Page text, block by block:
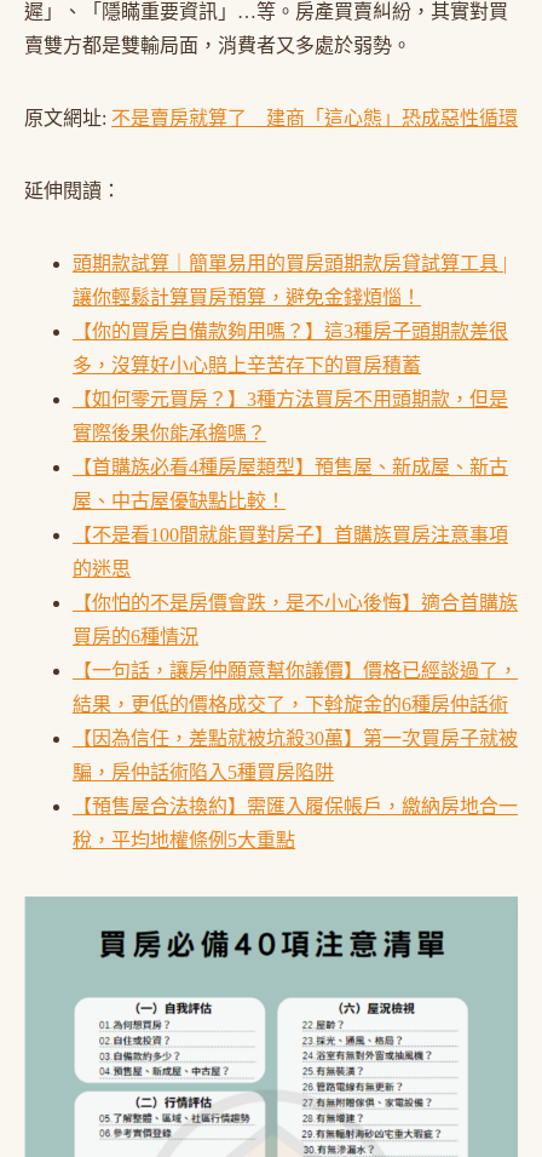
遲」、「隱瞞重要資訊」…等。房產買賣糾紛，其實對買
賣雙方都是雙輸局面，消費者又多處於弱勢。
原文網址: 不是賣房就算了 建商「這心態」恐成惡性循環
延伸閱讀：
頭期款試算｜簡單易用的買房頭期款房貸試算工具 |
讓你輕鬆計算買房預算，避免金錢煩惱！
【你的買房自備款夠用嗎？】這3種房子頭期款差很
多，沒算好小心賠上辛苦存下的買房積蓄
【如何零元買房？】3種方法買房不用頭期款，但是
實際後果你能承擔嗎？
【首購族必看4種房屋類型】預售屋、新成屋、新古
屋、中古屋優缺點比較！
【不是看100間就能買對房子】首購族買房注意事項
的迷思
【你怕的不是房價會跌，是不小心後悔】適合首購族
買房的6種情況
【一句話，讓房仲願意幫你議價】價格已經談過了，
結果，更低的價格成交了，下斡旋金的6種房仲話術
【因為信任，差點就被坑殺30萬】第一次買房子就被
騙，房仲話術陷入5種買房陷阱
【預售屋合法換約】需匯入履保帳戶，繳納房地合一
稅，平均地權條例5大重點